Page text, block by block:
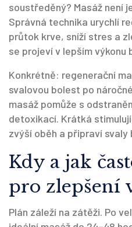
soustředěný? Masáž není
Správná technika urychlí
průtok krve, sníží stres a
se projeví v lepším výkonu
Konkrétně: regenerační
svalovou bolest po
masáž pomůže s
detoxikací. Krátká
zvýší oběh a připraví svaly
Kdy a jak
pro zlepšení
Plán záleží na zátěži. Po